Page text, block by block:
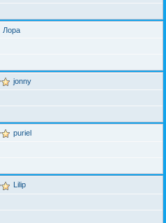
Лора
jonny
puriel
Lilip